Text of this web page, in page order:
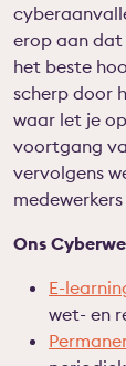
erop aan dat
het beste
scherp door
waar let je
voortgang
vervolgens
Ons
E-
wet- en